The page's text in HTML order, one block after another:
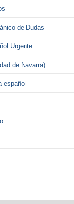
de Dudas
Urgente
de Navarra)
español